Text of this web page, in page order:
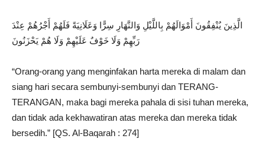
الَّذِينَ يُنْفِقُونَ أَمْوَالَهُمْ بِاللَّيْلِ وَالنَّهَارِ سِرًّا وَعَلَانِيَةً فَلَهُمْ أَجْرُهُمْ عِنْدَ
رَبِّهِمْ وَلَا خَوْفٌ عَلَيْهِمْ وَلَا هُمْ يَحْزَنُونَ
“Orang-orang yang menginfakan harta mereka di malam dan
siang hari secara sembunyi-sembunyi dan TERANG-
TERANGAN, maka bagi mereka pahala di sisi tuhan mereka,
dan tidak ada kekhawatiran atas mereka dan mereka tidak
bersedih.” [QS. Al-Baqarah : 274]